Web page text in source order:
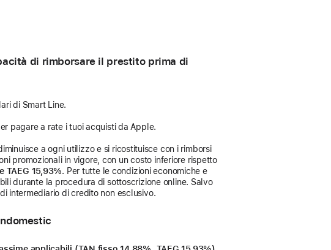
di rimborsare il prestito prima di
di Smart Line.
pagare a rate i tuoi acquisti da Apple.
a ogni utilizzo e si ricostituisce con i rimborsi
promozionali in vigore, con un costo inferiore rispetto
TAEG 15,93%. Per tutte le condizioni economiche e
durante la procedura di sottoscrizione online. Salvo
intermediario di credito non esclusivo.